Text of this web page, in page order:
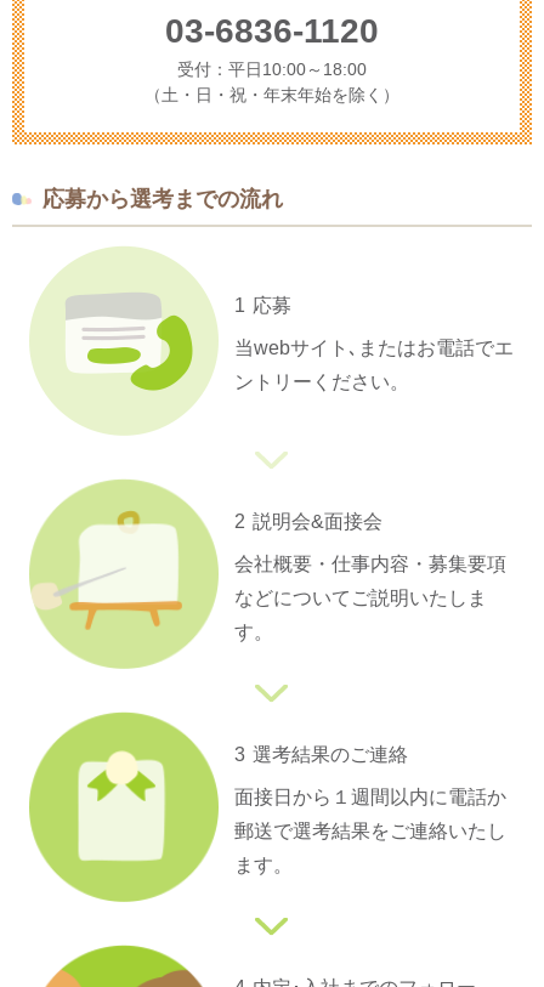
03-6836-1120
受付：平日10:00～18:00
（土・日・祝・年末年始を除く）
応募から選考までの流れ
1 応募
当webサイト､またはお電話でエ
ントリーください。
2 説明会&面接会
会社概要・仕事内容・募集要項
などについてご説明いたしま
す。
3 選考結果のご連絡
面接日から１週間以内に電話か
郵送で選考結果をご連絡いたし
ます。